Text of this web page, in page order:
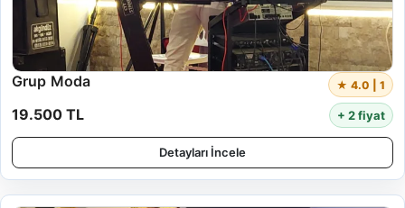
Grup Moda ★ 4.0 | 1
19.500 TL + 2 fiyat
Detayları İncele